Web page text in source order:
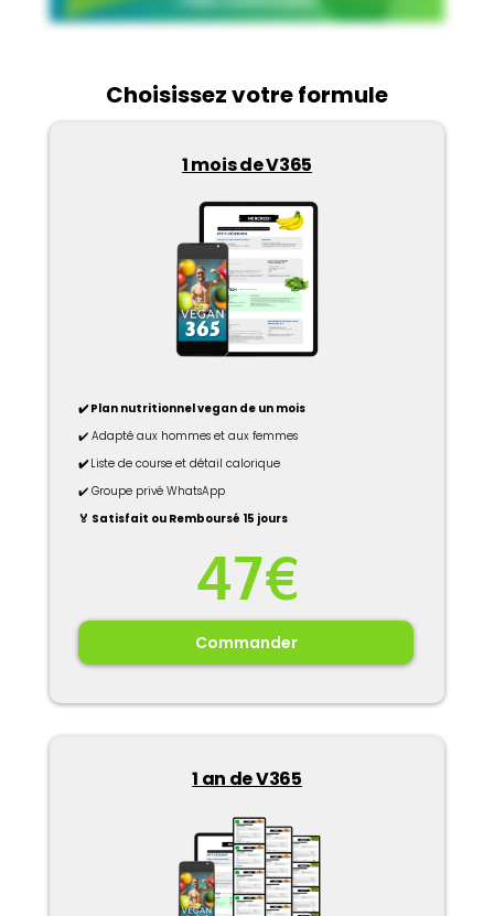
Choisissez votre formule
1 mois de V365
✔️ Plan nutritionnel vegan de un mois
✔️ Adapté aux hommes et aux femmes
✔️Liste de course et détail calorique
✔️ Groupe privé WhatsApp
🏅 Satisfait ou Remboursé 15 jours
47€
Commander
1 an de V365